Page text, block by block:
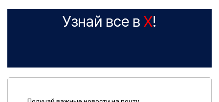
Узнай все в X!